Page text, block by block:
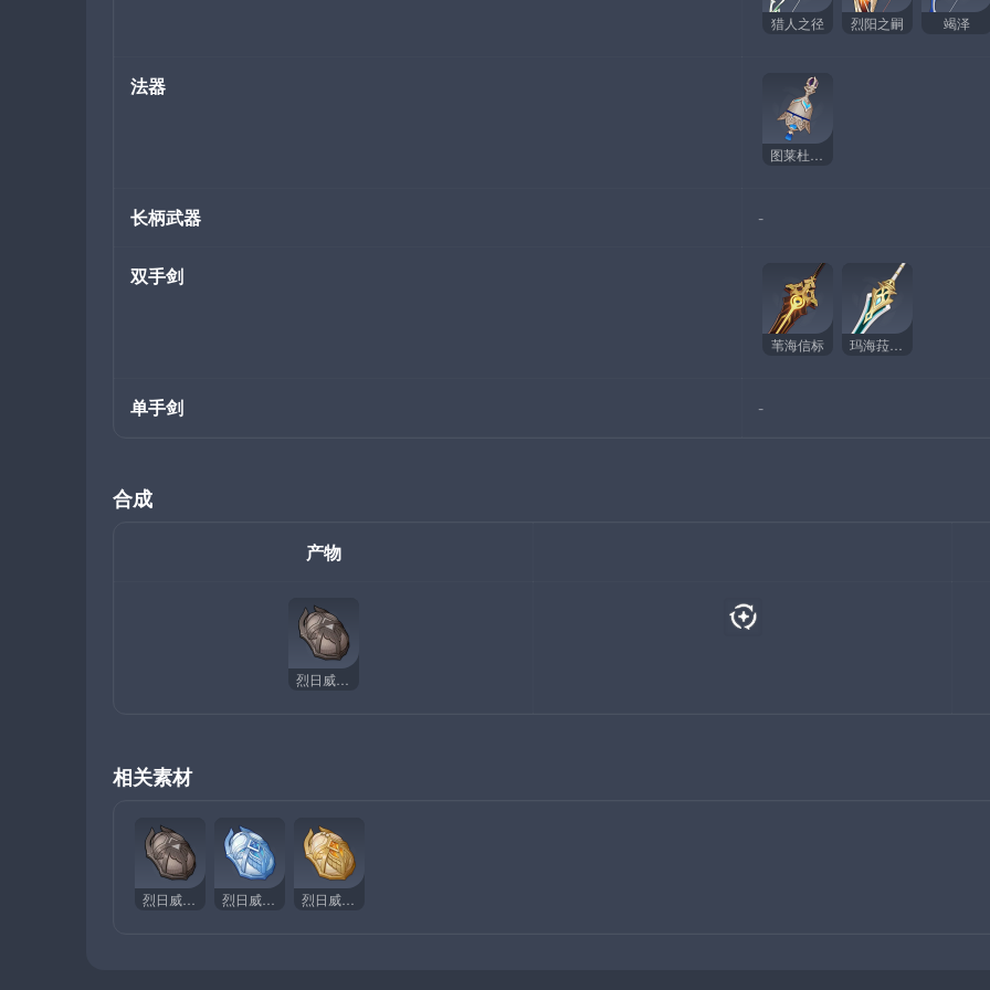
猎人之径 烈阳之嗣 竭泽
法器
长柄武器 -
双手剑
苇海信标
单手剑 -
合成
产物
烈日威权的余光
相关素材